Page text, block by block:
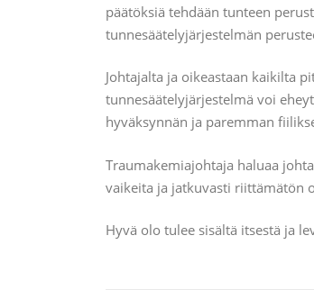
päätöksiä tehdään tunteen
tunnesäätelyjärjestelmän
Johtajalta ja oikeastaan kaikilta
tunnesäätelyjärjestelmä voi
hyväksynnän ja paremman
Traumakemiajohtaja haluaa
vaikeita ja jatkuvasti riittämätön
Hyvä olo tulee sisältä itsestä ja